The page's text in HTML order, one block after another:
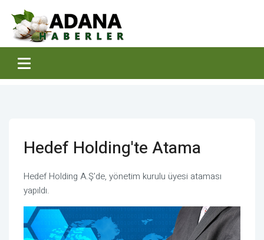
Hedef Holding'te Atama
Hedef Holding A.Ş'de, yönetim kurulu üyesi ataması
yapıldı.